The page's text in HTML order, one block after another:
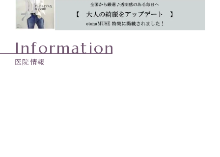
Information
医院情報